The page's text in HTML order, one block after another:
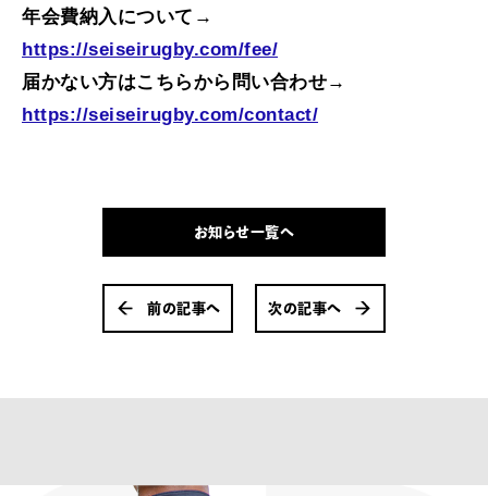
年会費納入について→
https://seiseirugby.com/fee/
届かない方はこちらから問い合わせ→
https://seiseirugby.com/contact/
前の記事へ
お知らせ一覧へ
次の記事へ